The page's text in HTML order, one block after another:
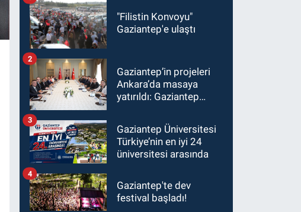
"Filistin Konvoyu"
Gaziantep'e ulaştı
Gaziantep’in projeleri
Ankara’da masaya
yatırıldı: Gaziantep
Şimşek’e ziyaret!
2
Gaziantep Üniversitesi
Türkiye’nin en iyi 24
üniversitesi arasında
3
Gaziantep'te dev
festival başladı!
4